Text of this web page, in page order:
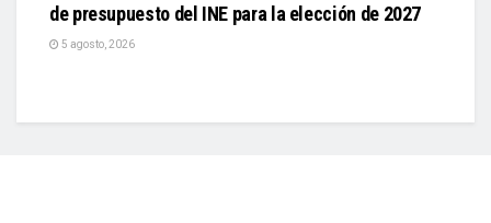
de presupuesto del INE para la elección de 2027
5 agosto, 2026